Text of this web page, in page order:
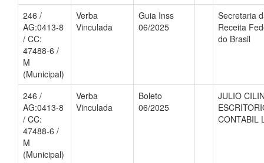
246 /
AG:0413-8
/ CC:
47488-6 /
M
(Municipal)
Verba
Vinculada
Guia Inss
06/2025
Secretaria
Receita
do Brasil
246 /
AG:0413-8
/ CC:
47488-6 /
M
(Municipal)
Verba
Vinculada
Boleto
06/2025
JULIO
CONTABIL